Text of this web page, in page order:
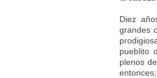
Diez
grandes
pueblito
plenos